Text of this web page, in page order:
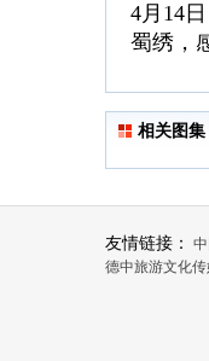
4月14
蜀绣，
相关图集
友情链接：
德中旅游文化